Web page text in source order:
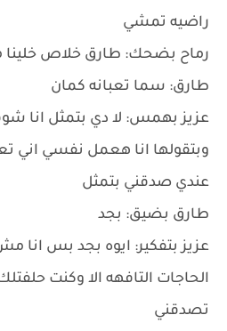
راضيه تمشي
رماح بضحك: طارق خلاص خلينا
طارق: سما تعبانه كمان
عزيز بهمس: لا دي بتمثل انا
وبتقولها انا هعمل نفسي اني
عندي صدقني بتمثل
طارق بضيق: بجد
عزيز بتفكير: ايوه بجد بس انا
الحاجات التافهه الا وكنت
تصدقني